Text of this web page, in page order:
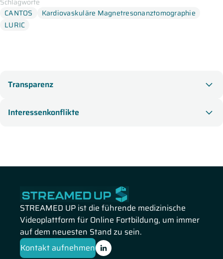
kardiovaskuläre Magnetresonanztomographie.
TNF-Inhibitoren
Tocilizumab
CANTOS
Kardiovaskuläre Magnetresonanztomographie
LURIC
Transparenz
Interessenkonflikte
STREAMED UP ist die führende medizinische
Videoplattform für Online Fortbildung, um immer
auf dem neuesten Stand zu sein.
Kontakt aufnehmen